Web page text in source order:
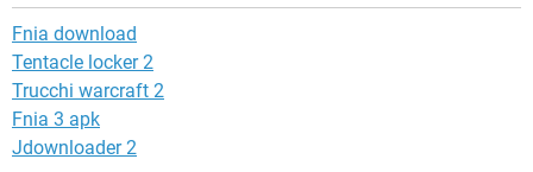
Fnia download
Tentacle locker 2
Trucchi warcraft 2
Fnia 3 apk
Jdownloader 2